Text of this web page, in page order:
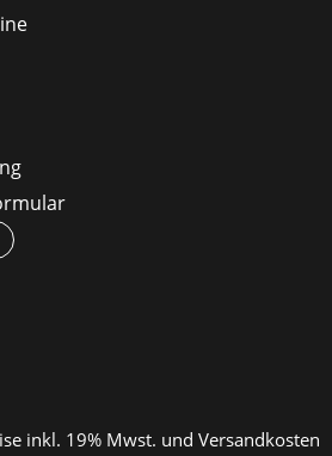
inkl. 19% Mwst. und Versandkosten